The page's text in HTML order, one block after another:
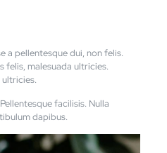
a pellentesque dui, non felis.
felis, malesuada ultricies.
facilisis. Nulla
dapibus.